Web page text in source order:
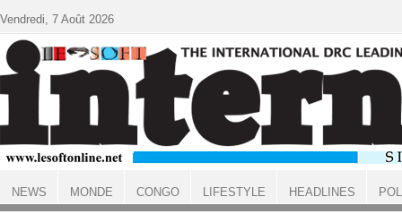
ACCUEIL
Vendredi, 7 Août 2026
NEWS MONDE CONGO LIFESTYLE HEADLINES